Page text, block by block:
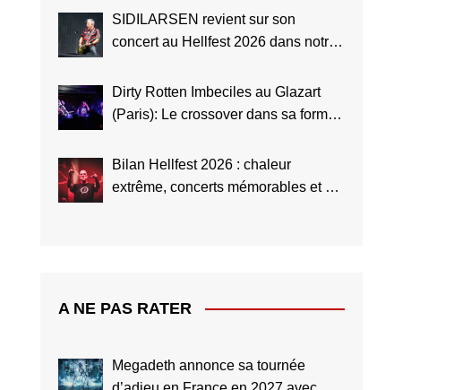
SIDILARSEN revient sur son
concert au Hellfest 2026 dans notre
Dirty Rotten Imbeciles au Glazart
(Paris): Le crossover dans sa forme
Bilan Hellfest 2026 : chaleur
extrême, concerts mémorables et un
A NE PAS RATER
Megadeth annonce sa tournée